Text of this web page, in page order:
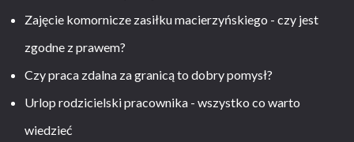
Zajęcie komornicze zasiłku macierzyńskiego - czy jest
zgodne z prawem?
Czy praca zdalna za granicą to dobry pomysł?
Urlop rodzicielski pracownika - wszystko co warto
wiedzieć